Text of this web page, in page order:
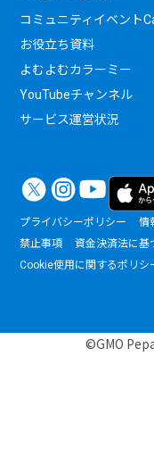
コミュニティイベント
お役立ち資料
よむよむカラーミー
YouTubeチャンネル
サービス運営状況
プライバシーポリシー 情
禁止事項
資金決済法に基
Cookie使用に関するポリシ
©GMO